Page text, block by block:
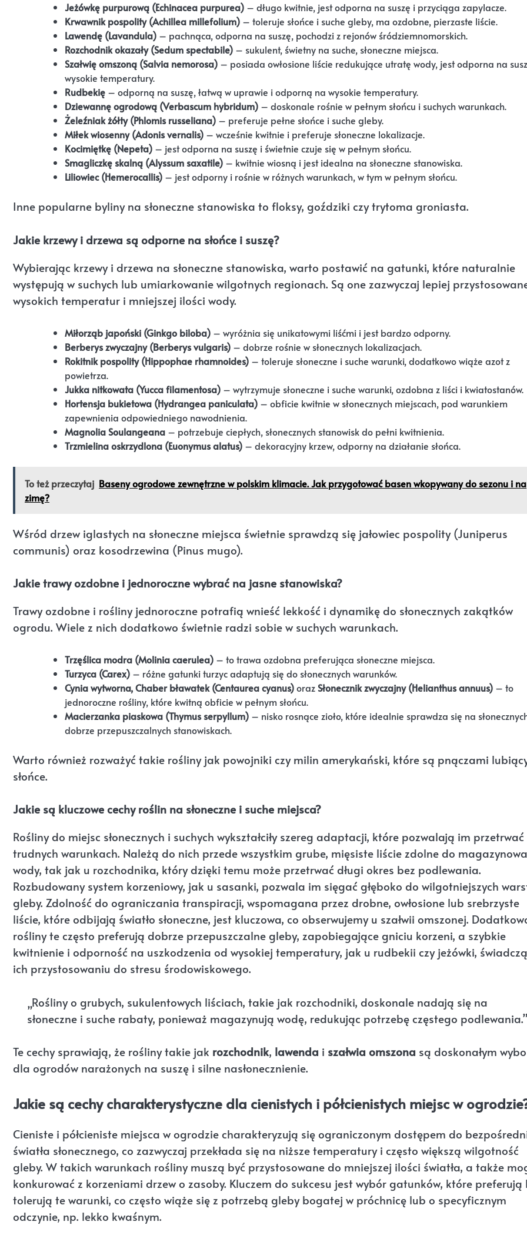
Jeżówkę purpurową (Echinacea purpurea) – długo kwitnie, jest odporna na suszę i przyciąga zapylacze.
Krwawnik pospolity (Achillea millefolium) – toleruje słońce i suche gleby, ma ozdobne, pierzaste liście.
Lawendę (Lavandula) – pachnąca, odporna na suszę, pochodzi z rejonów śródziemnomorskich.
Rozchodnik okazały (Sedum spectabile) – sukulent, świetny na suche, słoneczne miejsca.
Szałwię omszoną (Salvia nemorosa) – posiada owłosione liście redukujące utratę wody, jest odporna na
wysokie temperatury.
Rudbekię – odporną na suszę, łatwą w uprawie i odporną na wysokie temperatury.
Dziewannę ogrodową (Verbascum hybridum) – doskonale rośnie w pełnym słońcu i suchych warunkach.
Żeleźniak żółty (Phlomis russeliana) – preferuje pełne słońce i suche gleby.
Miłek wiosenny (Adonis vernalis) – wcześnie kwitnie i preferuje słoneczne lokalizacje.
Kocimiętkę (Nepeta) – jest odporna na suszę i świetnie czuje się w pełnym słońcu.
Smagliczkę skalną (Alyssum saxatile) – kwitnie wiosną i jest idealna na słoneczne stanowiska.
Liliowiec (Hemerocallis) – jest odporny i rośnie w różnych warunkach, w tym w pełnym słońcu.
Inne popularne byliny na słoneczne stanowiska to floksy, goździki czy trytoma groniasta.
Jakie krzewy i drzewa są odporne na słońce i suszę?
Wybierając krzewy i drzewa na słoneczne stanowiska, warto postawić na gatunki, które naturalnie
występują w suchych lub umiarkowanie wilgotnych regionach. Są one zazwyczaj lepiej
wysokich temperatur i mniejszej ilości wody.
Miłorząb japoński (Ginkgo biloba) – wyróżnia się unikatowymi liśćmi i jest bardzo odporny.
Berberys zwyczajny (Berberys vulgaris) – dobrze rośnie w słonecznych lokalizacjach.
Rokitnik pospolity (Hippophae rhamnoides) – toleruje słoneczne i suche warunki, dodatkowo wiąże azot z
powietrza.
Jukka nitkowata (Yucca filamentosa) – wytrzymuje słoneczne i suche warunki, ozdobna z liści i kwiatostanów.
Hortensja bukietowa (Hydrangea paniculata) – obficie kwitnie w słonecznych miejscach, pod warunkiem
zapewnienia odpowiedniego nawodnienia.
Magnolia Soulangeana – potrzebuje ciepłych, słonecznych stanowisk do pełni kwitnienia.
Trzmielina oskrzydlona (Euonymus alatus) – dekoracyjny krzew, odporny na działanie słońca.
To też przeczytaj Baseny ogrodowe zewnętrzne w polskim klimacie. Jak przygotować basen wkopywany do sezonu i na
zimę?
Wśród drzew iglastych na słoneczne miejsca świetnie sprawdzą się jałowiec pospolity (Juniperus
communis) oraz kosodrzewina (Pinus mugo).
Jakie trawy ozdobne i jednoroczne wybrać na jasne stanowiska?
Trawy ozdobne i rośliny jednoroczne potrafią wnieść lekkość i dynamikę do słonecznych zakątków
ogrodu. Wiele z nich dodatkowo świetnie radzi sobie w suchych warunkach.
Trzęślica modra (Molinia caerulea) – to trawa ozdobna preferująca słoneczne miejsca.
Turzyca (Carex) – różne gatunki turzyc adaptują się do słonecznych warunków.
Cynia wytworna, Chaber bławatek (Centaurea cyanus)orazSłonecznik zwyczajny (Helianthus annuus) – to
jednoroczne rośliny, które kwitną obficie w pełnym słońcu.
Macierzanka piaskowa (Thymus serpyllum) – nisko rosnące zioło, które idealnie sprawdza się na
dobrze przepuszczalnych stanowiskach.
Warto również rozważyć takie rośliny jak powojniki czy milin amerykański, które są pnączami
słońce.
Jakie są kluczowe cechy roślin na słoneczne i suche miejsca?
Rośliny do miejsc słonecznych i suchych wykształciły szereg adaptacji, które pozwalają im przetrwać
trudnych warunkach. Należą do nich przede wszystkim grube, mięsiste liście zdolne do
wody, tak jak u rozchodnika, który dzięki temu może przetrwać długi okres bez podlewania.
Rozbudowany system korzeniowy, jak u sasanki, pozwala im sięgać głęboko do wilgotniejszych
gleby. Zdolność do ograniczania transpiracji, wspomagana przez drobne, owłosione lub srebrzyste
liście, które odbijają światło słoneczne, jest kluczowa, co obserwujemy u szałwii omszonej.
rośliny te często preferują dobrze przepuszczalne gleby, zapobiegające gniciu korzeni, a szybkie
kwitnienie i odporność na uszkodzenia od wysokiej temperatury, jak u rudbekii czy jeżówki,
ich przystosowaniu do stresu środowiskowego.
„Rośliny o grubych, sukulentowych liściach, takie jak rozchodniki, doskonale nadają się na
słoneczne i suche rabaty, ponieważ magazynują wodę, redukując potrzebę częstego
Te cechy sprawiają, że rośliny takie jak rozchodnik, lawenda i szałwia omszona są doskonałym
dla ogrodów narażonych na suszę i silne nasłonecznienie.
Jakie są cechy charakterystyczne dla cienistych i półcienistych miejsc w
Cieniste i półcieniste miejsca w ogrodzie charakteryzują się ograniczonym dostępem do
światła słonecznego, co zazwyczaj przekłada się na niższe temperatury i często większą wilgotność
gleby. W takich warunkach rośliny muszą być przystosowane do mniejszej ilości światła, a także
konkurować z korzeniami drzew o zasoby. Kluczem do sukcesu jest wybór gatunków, które preferują
tolerują te warunki, co często wiąże się z potrzebą gleby bogatej w próchnicę lub o specyficznym
odczynie, np. lekko kwaśnym.